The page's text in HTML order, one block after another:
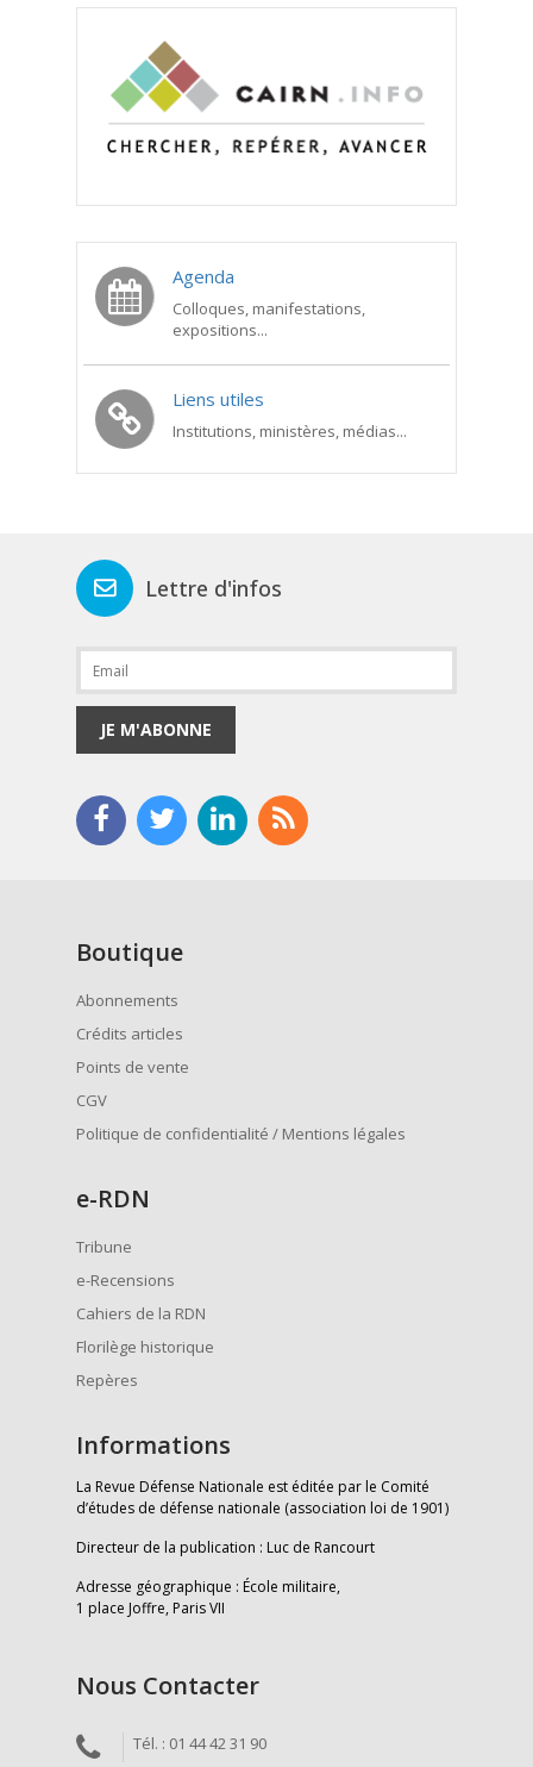
Agenda
Colloques, manifestations,
expositions...
Liens utiles
Institutions, ministères, médias...
Lettre d'infos
JE M'ABONNE
Boutique
Abonnements
Crédits articles
Points de vente
CGV
Politique de confidentialité / Mentions légales
e-RDN
Tribune
e-Recensions
Cahiers de la RDN
Florilège historique
Repères
Informations
La Revue Défense Nationale est éditée par le Comité
d’études de défense nationale (association loi de 1901)
Directeur de la publication : Luc de Rancourt
Adresse géographique : École militaire,
1 place Joffre, Paris VII
Nous Contacter
Tél. : 01 44 42 31 90